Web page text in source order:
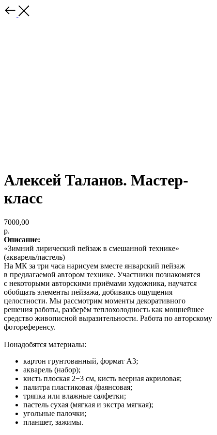
Алексей Таланов. Мастер-
класс
7000,00
р.
Описание:
«Зимний лирический пейзаж в смешанной технике»
(акварель/пастель)
На МК за три часа нарисуем вместе январский пейзаж
в предлагаемой автором технике. Участники познакомятся
с некоторыми авторскими приёмами художника, научатся
обобщать элементы пейзажа, добиваясь ощущения
целостности. Мы рассмотрим моменты декоративного
решения работы, разберём теплохолодность как мощнейшее
средство живописной выразительности. Работа по авторскому
фотореференсу.
Понадобятся материалы:
картон грунтованный, формат A3;
акварель (набор);
кисть плоская 2−3 см, кисть веерная акриловая;
палитра пластиковая /фаянсовая;
тряпка или влажные салфетки;
пастель сухая (мягкая и экстра мягкая);
угольные палочки;
планшет, зажимы.